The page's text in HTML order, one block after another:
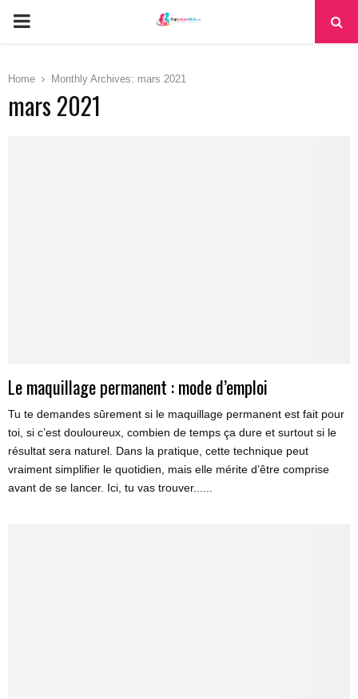
PRIMARY
Home Monthly Archives: mars 2021
mars 2021
Le maquillage permanent : mode d’emploi
Tu te demandes sûrement si le maquillage permanent est fait pour
toi, si c’est douloureux, combien de temps ça dure et surtout si le
résultat sera naturel. Dans la pratique, cette technique peut
vraiment simplifier le quotidien, mais elle mérite d’être comprise
avant de se lancer. Ici, tu vas trouver......